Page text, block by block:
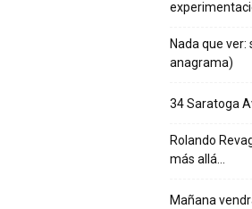
Nada que
anagrama)
34 Saratoga
Rolando
más allá…
Mañana